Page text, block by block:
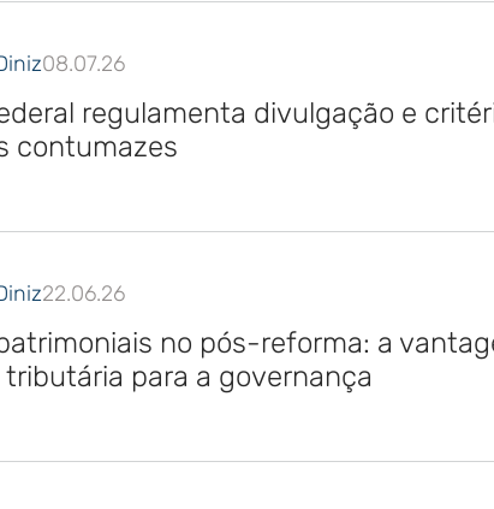
08.07.26
regulamenta divulgação e
contumazes
22.06.26
no pós-reforma: a
para a governança